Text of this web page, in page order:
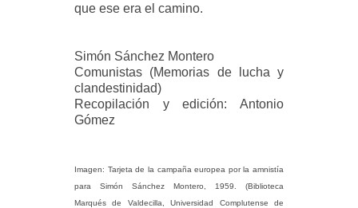
que ese era el camino.
Simón Sánchez Montero
Comunistas (Memorias de lucha y
clandestinidad)
Recopilación y edición: Antonio
Gómez
Imagen: Tarjeta de la campaña europea por la amnistía
para Simón Sánchez Montero, 1959. (Biblioteca
Marqués de Valdecilla, Universidad Complutense de